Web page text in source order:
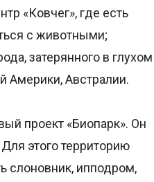
«Ковчег», где есть
с животными;
затерянного в глухом
Америки, Австралии.
проект «Биопарк». Он
этого территорию
слоновник, ипподром,